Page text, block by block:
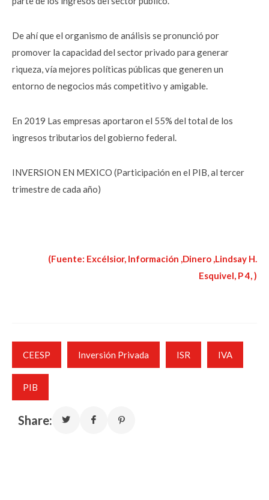
De ahí que el organismo de análisis se pronunció por
promover la capacidad del sector privado para generar
riqueza, vía mejores políticas públicas que generen un
entorno de negocios más competitivo y amigable.
En 2019 Las empresas aportaron el 55% del total de los
ingresos tributarios del gobierno federal.
INVERSION EN MEXICO (Participación en el PIB, al tercer
trimestre de cada año)
(Fuente: Excélsior, Información ,Dinero ,Lindsay H.
Esquivel, P 4, )
CEESP Inversión Privada ISR IVA
PIB
Share: